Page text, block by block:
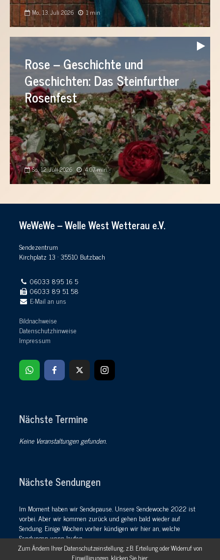
Mo., 13. Juli 2026 1 min
Audio-
Player
Rose – Geschichte und
Geschichten: Das Steinfurther
Rosenfest
So., 12. Juli 2026 4:07 min
WeWeWe – Welle West Wetterau e.V.
Sendezentrum
Kirchplatz 13 · 35510 Butzbach
06033 895 16 5
06033 89 51 58
E-Mail an uns
Bildnachweise
Datenschutzhinweise
Impressum
Nächste Termine
Keine Veranstaltungen gefunden.
Nächste Sendungen
Im Moment haben wir Sendepause. Unsere Sendewoche 2022 ist
vorbei. Aber wir kommen zurück und gehen bald wieder auf
Sendung. Einige Wochen vorher kündigen wir hier an, welche
Sendungen wann laufen.
läuft bis dahin rund um die Uhr unsere einmalige
Zum Ändern Ihrer Datenschutzeinstellung, z.B. Erteilung oder Widerruf von
Einwilligungen, klicken Sie hier: